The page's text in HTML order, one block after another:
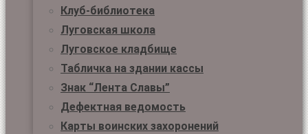
Клуб-библиотека
Луговская школа
Луговское кладбище
Табличка на здании кассы
Знак “Лента Славы”
Дефектная ведомость
Карты воинских захоронений